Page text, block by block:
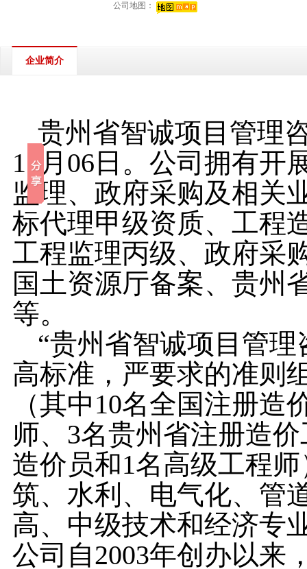
公司地图：
企业简介
贵州省智诚项目管理
11月 06 日。公司拥有开
监理、政府采购及相关
标代理甲级资质、工程
工程监理丙级、政府采
国土资源厅备案、贵州
等。
“贵州省智诚项目管
高标准，严要求的准则
（其中10名全国注册造
师、 3名贵州省注册造
造价员和1名高级工程
筑、水利、电气化、管
高、中级技术和经济专
公司自2003年创办以来